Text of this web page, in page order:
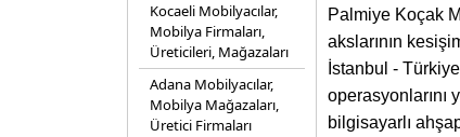
Kocaeli Mobilyacılar,
Mobilya Firmaları,
Üreticileri, Mağazaları
Adana Mobilyacılar,
Mobilya Mağazaları,
Üretici Firmaları
Palmiye Koçak
akslarının
İstanbul -
operasyonlarını
bilgisayarlı